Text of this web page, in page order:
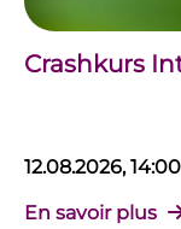
Crashkurs
12.08.2026,
En savoir plus